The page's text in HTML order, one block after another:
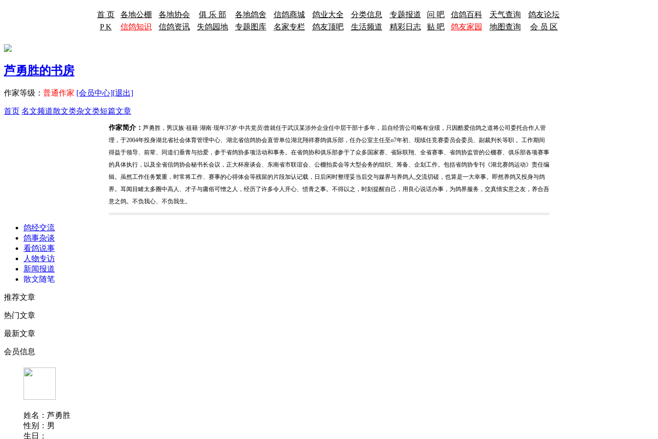
首 页 各地公棚 各地协会 俱 乐 部 各地鸽舍 信鸽商城 鸽业大全 分类信息 专题报道 问 吧 信鸽百科 天气查询
鸽友论坛
P K
信鸽知识 信鸽资讯 失鸽园地 专题图库 名家专栏 鸽友顶吧 生活频道 精彩日志 贴 吧 鸽友家园 地图查询 会 员 区
芦勇胜的书房
作家等级： 普通作家 [会员中心][退出]
首页 名文频道散文类杂文类短篇文章
作家简介： 芦勇胜，男汉族·祖籍·湖南·现年37岁·中共党员\曾就任于武汉某涉外企业任中层干部十多年，后自经营公司略有业绩，只因酷爱信鸽之道将公司委托合作人管
理，于2004年投身湖北省社会体育管理中心、湖北省信鸽协会直管单位湖北翔祥赛鸽俱乐部，任办公室主任至o7年初、现续任竞赛委员会委员、副裁判长等职 。工作期间
得益于领导、前辈、同道们垂青与抬爱，参于省鸽协多项活动和事务。在省鸽协和俱乐部参于了众多国家赛、省际联翔、全省赛事、省鸽协监管的公棚赛、俱乐部各项赛事
的具体执行，以及全省信鸽协会秘书长会议，正大杯座谈会、东南省市联谊会、公棚拍卖会等大型会务的组织、筹备、企划工作。包括省鸽协专刊《湖北赛鸽运动》责任编
辑。虽然工作任务繁重，时常将工作、赛事的心得体会等残留的片段加认记载，日后闲时整理妥当后交与媒界与养鸽人,交流切磋，也算是一大幸事。即然养鸽又投身与鸽
界。耳闻目睹太多圈中高人、才子与庸俗可憎之人，经历了许多令人开心、愤青之事。不得以之，时刻提醒自己，用良心说话办事，为鸽界服务，交真情实意之友，养合吾
意之鸽。不负我心、不负我生。
鸽经交流
鸽事杂谈
看鸽说事
人物专访
新闻报道
散文随笔
推荐文章
热门文章
最新文章
会员信息
姓名：芦勇胜
性别：男
生日：